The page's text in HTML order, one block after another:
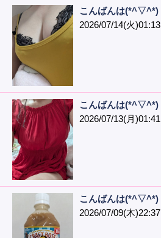
こんばんは(*^▽^*)
2026/07/14(火)01:13
こんばんは(*^▽^*)
2026/07/13(月)01:41
こんばんは(*^▽^*)
2026/07/09(木)22:37